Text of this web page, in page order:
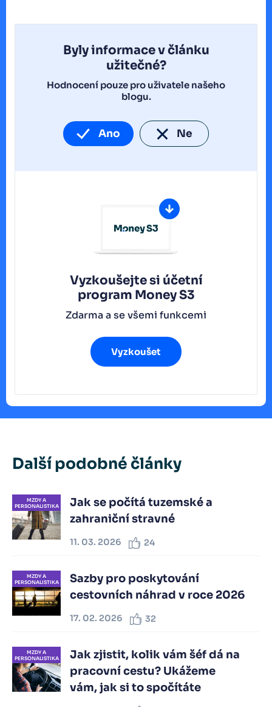
Byly informace v článku
užitečné?
Hodnocení pouze pro uživatele našeho
blogu.
Ano Ne
Vyzkoušejte si účetní
program Money S3
Zdarma a se všemi funkcemi
Vyzkoušet
Další podobné články
MZDY A
PERSONALISTIKA
Jak se počítá tuzemské a
zahraniční stravné
11. 03. 2026 24
MZDY A
PERSONALISTIKA
Sazby pro poskytování
cestovních náhrad v roce 2026
17. 02. 2026 32
MZDY A
PERSONALISTIKA
Jak zjistit, kolik vám šéf dá na
pracovní cestu? Ukážeme
vám, jak si to spočítáte